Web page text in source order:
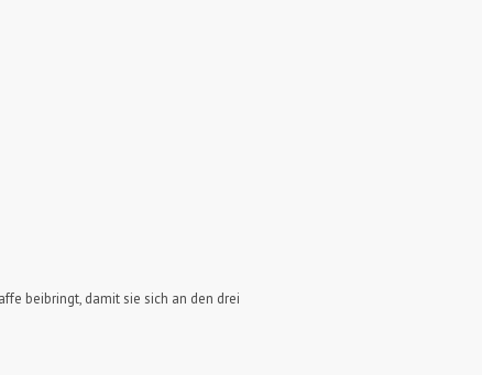
beibringt, damit sie sich an den drei